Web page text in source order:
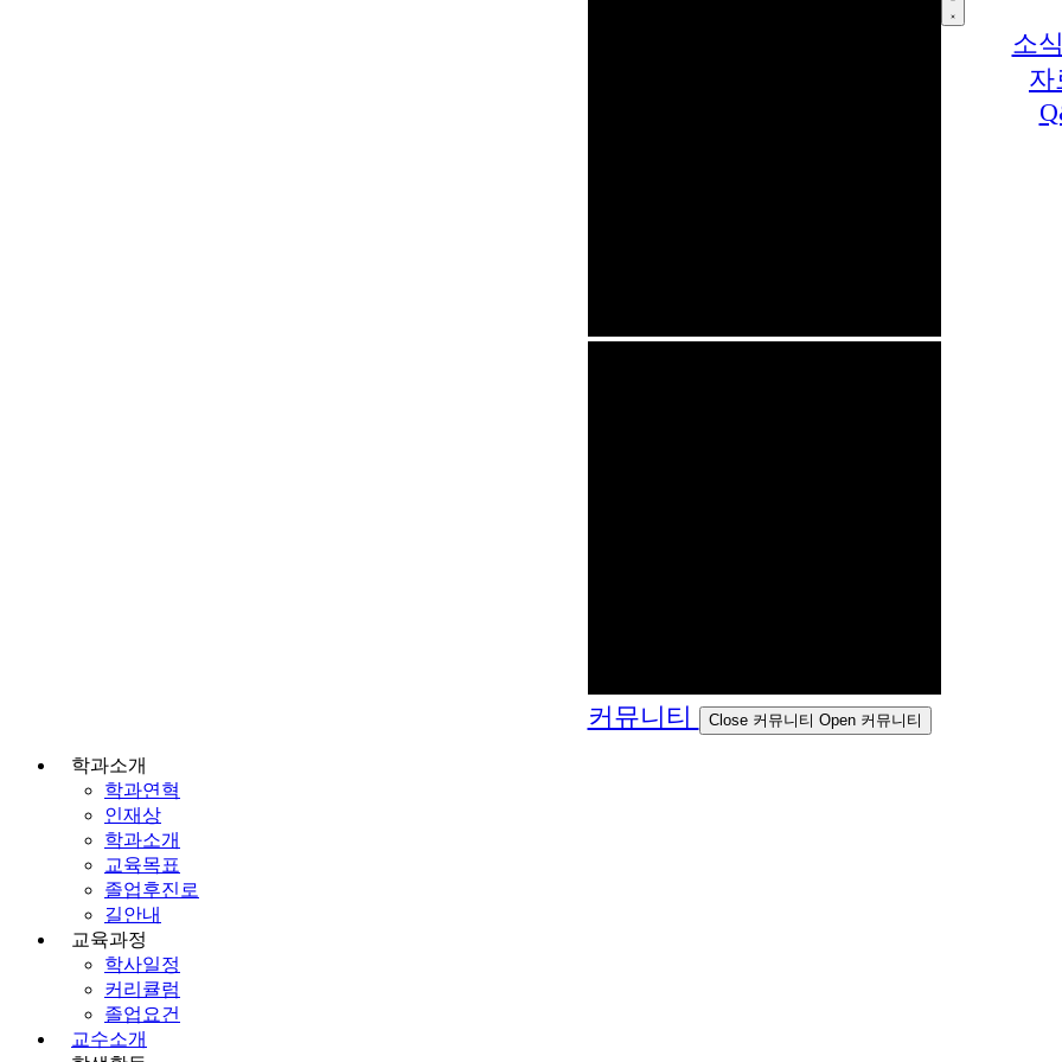
커뮤니티 Close 커뮤니티 Open 커뮤니티
소
자
학과소개
학과연혁
인재상
학과소개
교육목표
졸업후진로
길안내
교육과정
학사일정
커리큘럼
졸업요건
교수소개